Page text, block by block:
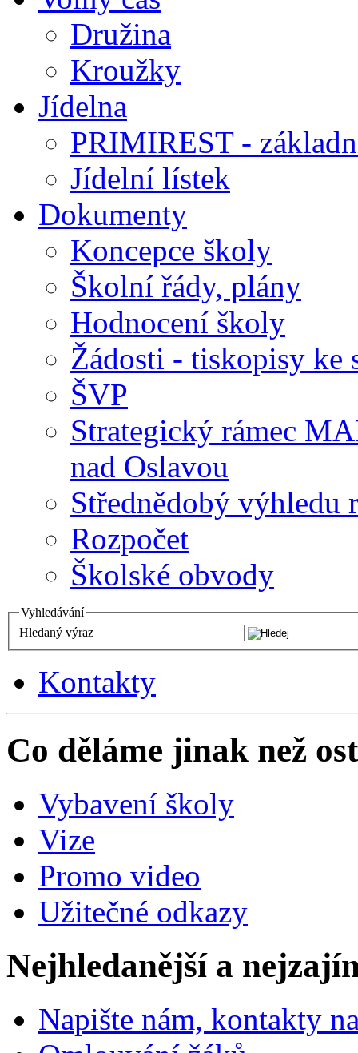
Družina
Kroužky
Jídelna
PRIMIREST -
Jídelní lístek
Dokumenty
Koncepce školy
Školní řády, plány
Hodnocení školy
Žádosti - tiskopisy ke
ŠVP
Strategický rámec
nad Oslavou
Střednědobý výhledu
Rozpočet
Školské obvody
Vyhledávání
Hledaný výraz
Kontakty
Co děláme jinak než
Vybavení školy
Vize
Promo video
Užitečné odkazy
Nejhledanější a
Napište nám, kontakty